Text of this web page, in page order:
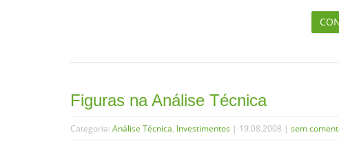
Figuras na Análise Técnica
Categoria: Análise Técnica, Investimentos | 19.08.2008 | sem